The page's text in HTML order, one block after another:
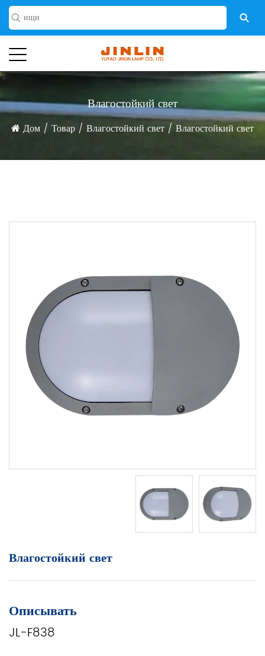
Влагостойкий свет
Дом / Товар / Влагостойкий свет /Влагостойкий свет
Влагостойкий свет
Описывать
JL-F838